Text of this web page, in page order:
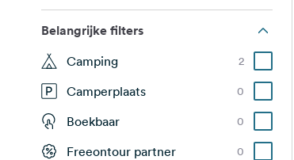
Belangrijke filters
Camping 2
Camperplaats 0
Boekbaar 0
Freeontour partner 0